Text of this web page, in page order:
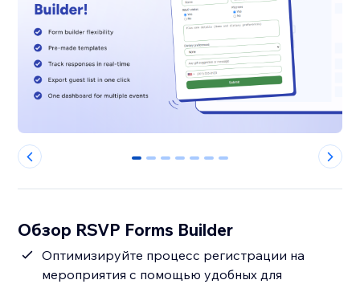
0 1 2 3 4 5 6
Обзор RSVP Forms Builder
Оптимизируйте процесс регистрации на
мероприятия с помощью удобных для